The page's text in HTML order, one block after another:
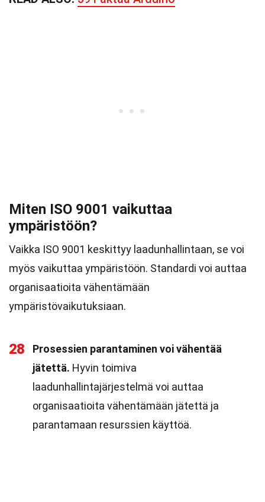
Miten ISO 9001 vaikuttaa
ympäristöön?
Vaikka ISO 9001 keskittyy laadunhallintaan, se voi
myös vaikuttaa ympäristöön. Standardi voi auttaa
organisaatioita vähentämään
ympäristövaikutuksiaan.
28
Prosessien parantaminen voi vähentää
jätettä. Hyvin toimiva
laadunhallintajärjestelmä voi auttaa
organisaatioita vähentämään jätettä ja
parantamaan resurssien käyttöä.